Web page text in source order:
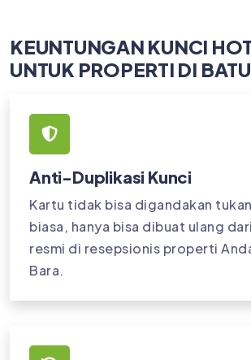
KEUNTUNGAN KUNCI
UNTUK PROPERTI DI
Anti-Duplikasi Kunci
Kartu tidak bisa digandakan
biasa, hanya bisa dibuat ulang
resmi di resepsionis properti
Bara.